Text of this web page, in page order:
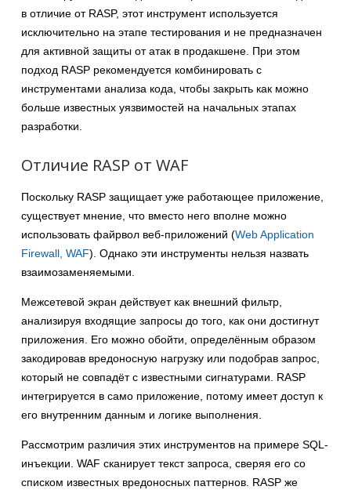
в отличие от RASP, этот инструмент используется
исключительно на этапе тестирования и не предназначен
для активной защиты от атак в продакшене. При этом
подход RASP рекомендуется комбинировать с
инструментами анализа кода, чтобы закрыть как можно
больше известных уязвимостей на начальных этапах
разработки.
Отличие RASP от WAF
Поскольку RASP защищает уже работающее приложение,
существует мнение, что вместо него вполне можно
использовать файрвол веб-приложений (Web Application
Firewall, WAF). Однако эти инструменты нельзя назвать
взаимозаменяемыми.
Межсетевой экран действует как внешний фильтр,
анализируя входящие запросы до того, как они достигнут
приложения. Его можно обойти, определённым образом
закодировав вредоносную нагрузку или подобрав запрос,
который не совпадёт с известными сигнатурами. RASP
интегрируется в само приложение, потому имеет доступ к
его внутренним данным и логике выполнения.
Рассмотрим различия этих инструментов на примере SQL-
инъекции. WAF сканирует текст запроса, сверяя его со
списком известных вредоносных паттернов. RASP же